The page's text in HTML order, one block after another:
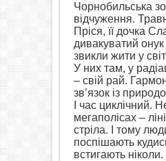
Чорнобильська
відчуження.
Пріся, її дочка
дивакуватий
звикли жити у
У них там, у
– свій рай.
зв’язок із
І час циклічний.
мегаполісах –
стріла. І тому
поспішають
встигають ніколи.